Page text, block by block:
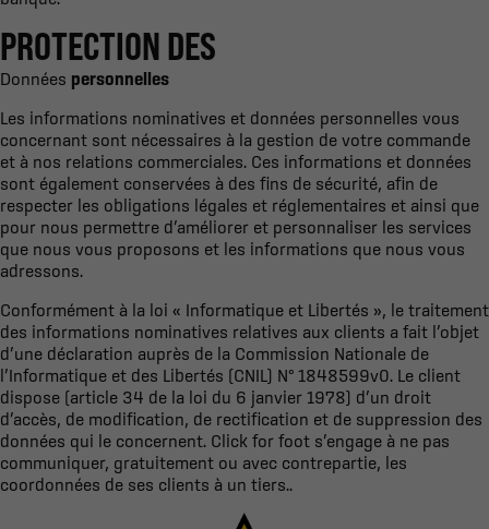
PROTECTION DES
Données personnelles
Les informations nominatives et données personnelles vous
concernant sont nécessaires à la gestion de votre commande
et à nos relations commerciales. Ces informations et données
sont également conservées à des fins de sécurité, afin de
respecter les obligations légales et réglementaires et ainsi que
pour nous permettre d’améliorer et personnaliser les services
que nous vous proposons et les informations que nous vous
adressons.
Conformément à la loi « Informatique et Libertés », le traitement
des informations nominatives relatives aux clients a fait l’objet
d’une déclaration auprès de la Commission Nationale de
l’Informatique et des Libertés (CNIL) N° 1848599v0. Le client
dispose (article 34 de la loi du 6 janvier 1978) d’un droit
d’accès, de modification, de rectification et de suppression des
données qui le concernent. Click for foot s’engage à ne pas
communiquer, gratuitement ou avec contrepartie, les
coordonnées de ses clients à un tiers..